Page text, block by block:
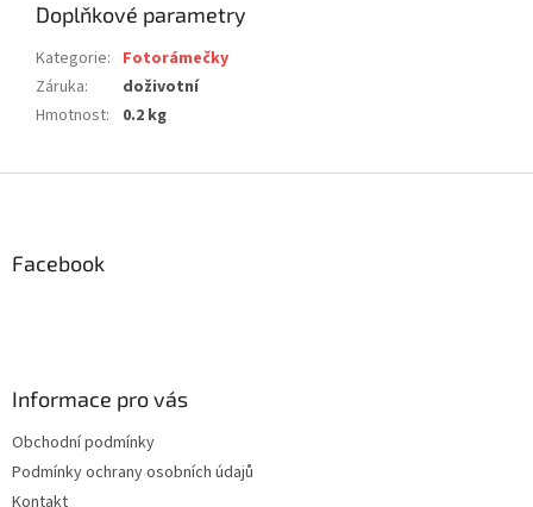
Doplňkové parametry
Kategorie: Fotorámečky
Záruka:
doživotní
Hmotnost: 0.2 kg
Facebook
Informace pro vás
Obchodní podmínky
Podmínky ochrany osobních údajů